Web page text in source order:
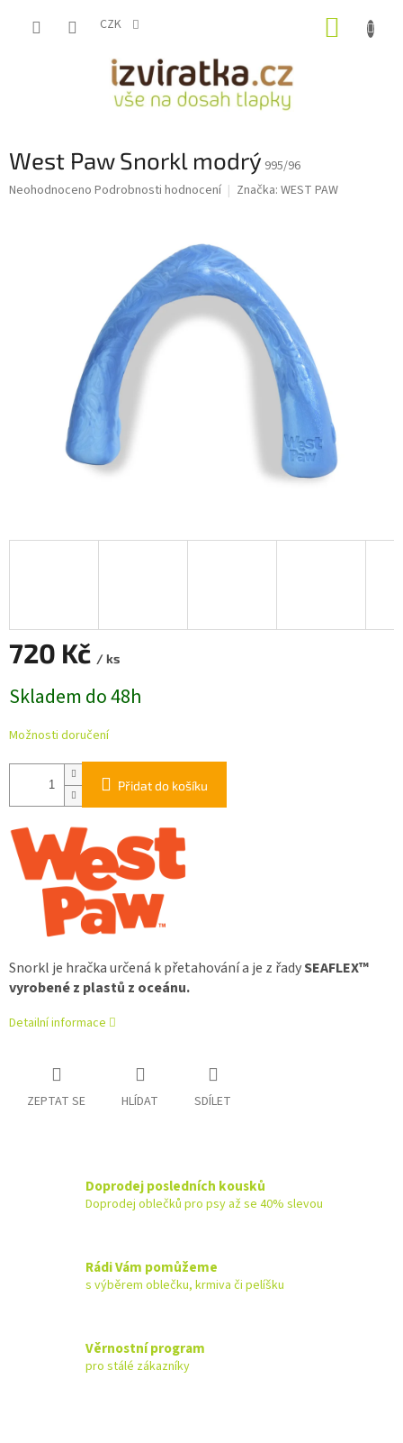
CZK
West Paw Snorkl modrý 995/96
Průměrné
Neohodnoceno Podrobnosti hodnocení Značka: WEST PAW
720 Kč / ks
cena:
Skladem do 48h
Možnosti doručení
Přidat do košíku
Snorkl je hračka určená k přetahování a je z řadySEAFLEX™
vyrobené z plastů z oceánu.
Detailní informace
ZEPTAT SE HLÍDAT SDÍLET
Doprodej posledních kousků
Doprodej oblečků pro psy až se 40% slevou
Rádi Vám pomůžeme
s výběrem oblečku, krmiva či pelíšku
Věrnostní program
pro stálé zákazníky